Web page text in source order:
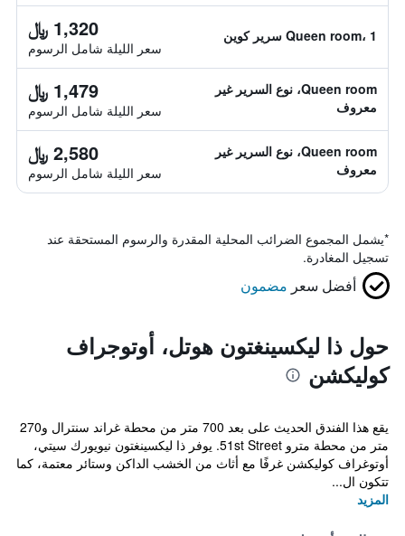
Queen room، 1 سرير كوين 1,320 ﷼
سعر الليلة شامل الرسوم
Queen room، نوع السرير غير
معروف
1,479 ﷼
سعر الليلة شامل الرسوم
Queen room، نوع السرير غير
معروف
2,580 ﷼
سعر الليلة شامل الرسوم
*يشمل المجموع الضرائب المحلية المقدرة والرسوم المستحقة عند
تسجيل المغادرة.
أفضل سعر مضمون
حول ذا ليكسينغتون هوتل، أوتوجراف
كوليكشن
يقع هذا الفندق الحديث على بعد 700 متر من محطة غراند سنترال و270
متر من محطة مترو 51st Street. يوفر ذا ليكسينغتون نيويورك سيتي،
أوتوغراف كوليكشن غرفًا مع أثاث من الخشب الداكن وستائر معتمة، كما
تتكون ال...
المزيد